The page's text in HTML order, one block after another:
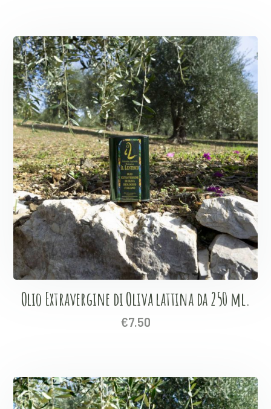
Olio Extravergine di Oliva lattina da 250 ml.
€7.50